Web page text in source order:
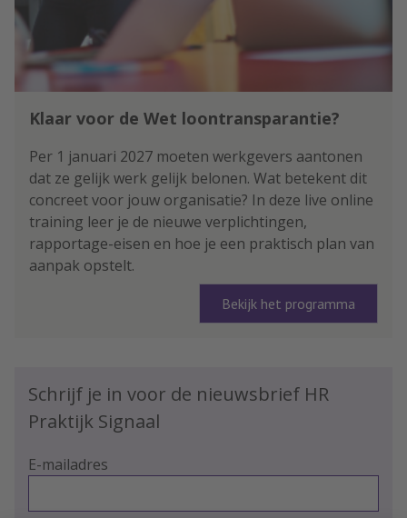
Klaar voor de Wet loontransparantie?
Per 1 januari 2027 moeten werkgevers aantonen
dat ze gelijk werk gelijk belonen. Wat betekent dit
concreet voor jouw organisatie? In deze live online
training leer je de nieuwe verplichtingen,
rapportage-eisen en hoe je een praktisch plan van
aanpak opstelt.
Bekijk het programma
Schrijf je in voor de nieuwsbrief HR
Praktijk Signaal
E-mailadres